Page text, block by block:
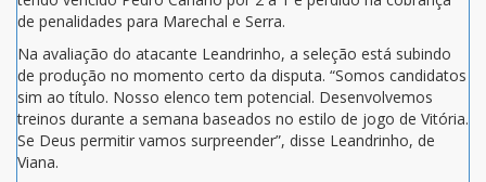
de penalidades para Marechal e Serra.
Na avaliação do atacante Leandrinho, a seleção está subindo
de produção no momento certo da disputa. “Somos candidatos
sim ao título. Nosso elenco tem potencial. Desenvolvemos
treinos durante a semana baseados no estilo de jogo de Vitória.
Se Deus permitir vamos surpreender”, disse Leandrinho, de
Viana.